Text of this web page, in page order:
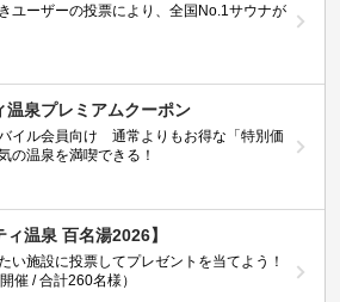
ユーザーの投票により、全国No.1サウナが
温泉プレミアムクーポン
イル会員向け 通常よりもお得な「特別価
の温泉を満喫できる！
ィ温泉 百名湯2026】
い施設に投票してプレゼントを当てよう！
催 / 合計260名様）